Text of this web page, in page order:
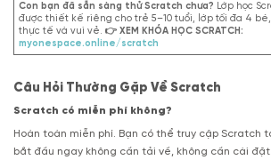
Con bạn đã sẵn sàng thử Scratch chưa? Lớp học
được thiết kế riêng cho trẻ 5–10 tuổi, lớp tối đa 4
thực tế và vui vẻ.👉 XEM KHÓA HỌC SCRATCH:
myonespace.online/scratch
Câu Hỏi Thường Gặp Về Scratch
Scratch có miễn phí không?
Hoàn toàn miễn phí. Bạn có thể truy cập Scratch
bắt đầu ngay không cần tải về, không cần cài